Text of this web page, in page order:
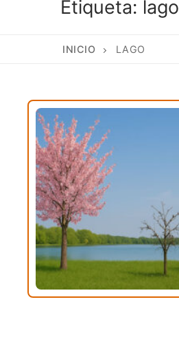
Etiqueta: lago
INICIO LAGO